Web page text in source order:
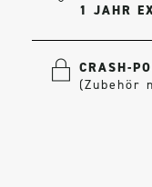
1 JAHR
CRASH-
(Zubehör